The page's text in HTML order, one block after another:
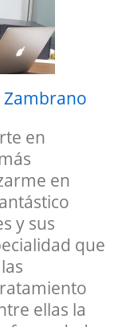
Zambrano
en
en
y sus
que
ellas la